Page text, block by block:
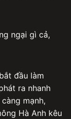
ngại gì cả,
đầu làm
ra nhanh
mạnh,
Hà Anh kêu